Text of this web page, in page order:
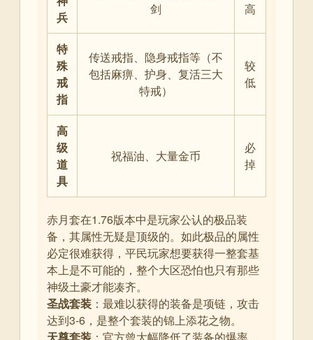
兵
剑
高
特
殊
戒
指
传送戒指、隐身戒指等（不
包括麻痹、护身、复活三大
特戒）
较
低
高
级
道
具
祝福油、大量金币
必
掉
赤月套在1.76版本中是玩家公认的极品装
备，其属性无疑是顶级的。如此极品的属性
必定很难获得，平民玩家想要获得一整套基
本上是不可能的，整个大区恐怕也只有那些
神级土豪才能凑齐。
圣战套装 ：最难以获得的装备是项链，攻击
达到3-6，是整个套装的锦上添花之物。